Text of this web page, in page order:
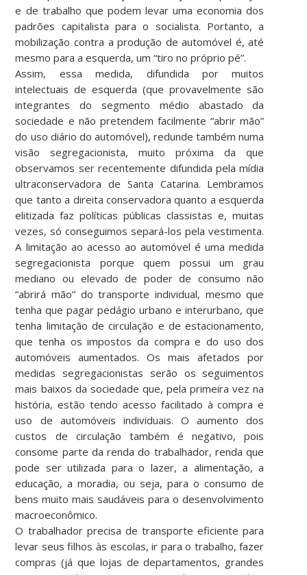
e de trabalho que podem levar uma economia dos
padrões capitalista para o socialista. Portanto, a
mobilização contra a produção de automóvel é, até
mesmo para a esquerda, um “tiro no próprio pé”.
Assim, essa medida, difundida por muitos
intelectuais de esquerda (que provavelmente são
integrantes do segmento médio abastado da
sociedade e não pretendem facilmente “abrir mão”
do uso diário do automóvel), redunde também numa
visão segregacionista, muito próxima da que
observamos ser recentemente difundida pela mídia
ultraconservadora de Santa Catarina. Lembramos
que tanto a direita conservadora quanto a esquerda
elitizada faz políticas públicas classistas e, muitas
vezes, só conseguimos separá-los pela vestimenta.
A limitação ao acesso ao automóvel é uma medida
segregacionista porque quem possui um grau
mediano ou elevado de poder de consumo não
“abrirá mão” do transporte individual, mesmo que
tenha que pagar pedágio urbano e interurbano, que
tenha limitação de circulação e de estacionamento,
que tenha os impostos da compra e do uso dos
automóveis aumentados. Os mais afetados por
medidas segregacionistas serão os seguimentos
mais baixos da sociedade que, pela primeira vez na
história, estão tendo acesso facilitado à compra e
uso de automóveis individuais. O aumento dos
custos de circulação também é negativo, pois
consome parte da renda do trabalhador, renda que
pode ser utilizada para o lazer, a alimentação, a
educação, a moradia, ou seja, para o consumo de
bens muito mais saudáveis para o desenvolvimento
macroeconômico.
O trabalhador precisa de transporte eficiente para
levar seus filhos às escolas, ir para o trabalho, fazer
compras (já que lojas de departamentos, grandes